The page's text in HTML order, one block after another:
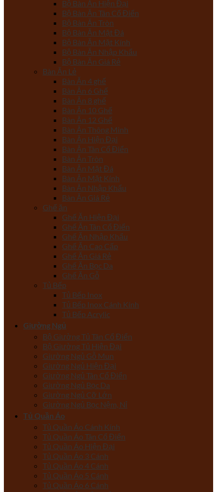
Bộ Bàn Ăn Hiện Đại
Bộ Bàn Ăn Tân Cổ Điển
Bộ Bàn Ăn Tròn
Bộ Bàn Ăn Mặt Đá
Bộ Bàn Ăn Mặt Kính
Bộ Bàn Ăn Nhập Khẩu
Bộ Bàn Ăn Giá Rẻ
Bàn Ăn Lẻ
Bàn Ăn 4 ghế
Bàn Ăn 6 Ghế
Bàn Ăn 8 ghế
Bàn Ăn 10 Ghế
Bàn Ăn 12 Ghế
Bàn Ăn Thông Minh
Bàn Ăn Hiện Đại
Bàn Ăn Tân Cổ Điển
Bàn Ăn Tròn
Bàn Ăn Mặt Đá
Bàn Ăn Mặt Kính
Bàn Ăn Nhập Khẩu
Bàn Ăn Giá Rẻ
Ghế ăn
Ghế Ăn Hiện Đại
Ghế Ăn Tân Cổ Điển
Ghế Ăn Nhập Khẩu
Ghế Ăn Cao Cấp
Ghế Ăn Giá Rẻ
Ghế Ăn Bọc Da
Ghế Ăn Gỗ
Tủ Bếp
Tủ Bếp Inox
Tủ Bếp Inox Cánh Kính
Tủ Bếp Acrylic
Giường Ngủ
Bộ Giường Tủ Tân Cổ Điển
Bộ Giường Tủ Hiện Đại
Giường Ngủ Gỗ Mun
Giường Ngủ Hiện Đại
Giường Ngủ Tân Cổ Điển
Giường Ngủ Bọc Da
Giường Ngủ Cỡ Lớn
Giường Ngủ Bọc Nệm, Nỉ
Tủ Quần Áo
Tủ Quần Áo Cánh Kính
Tủ Quần Áo Tân Cổ Điển
Tủ Quần Áo Hiện Đại
Tủ Quần Áo 3 Cánh
Tủ Quần Áo 4 Cánh
Tủ Quần Áo 5 Cánh
Tủ Quần Áo 6 Cánh